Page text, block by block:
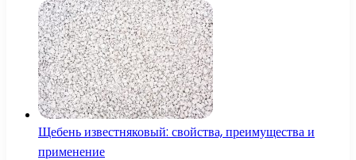
Щебень известняковый: свойства, преимущества и
применение